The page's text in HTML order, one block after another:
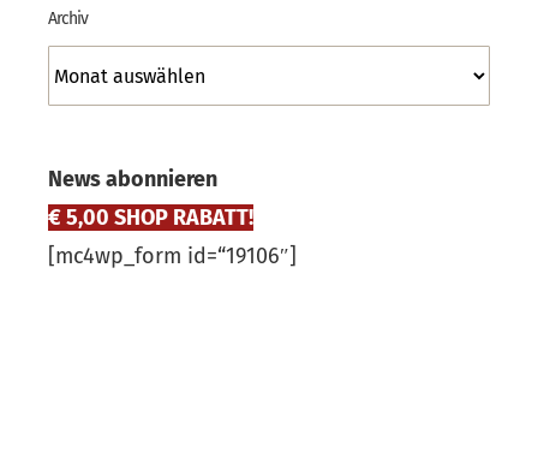
Archiv
Archiv
News abonnieren
€ 5,00 SHOP RABATT!
[mc4wp_form id=“19106″]